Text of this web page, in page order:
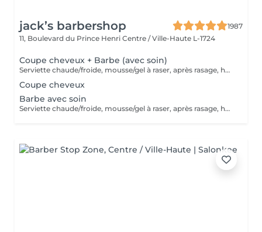
jack’s barbershop
1987
11, Boulevard du Prince Henri Centre / Ville-Haute L-1724
Coupe cheveux + Barbe (avec soin)
Serviette chaude/froide, mousse/gel à raser, après rasage, huile/balm à barbe et wax/gel
Coupe cheveux
Barbe avec soin
Serviette chaude/froide, mousse/gel à raser, après rasage, huile/balm à barbe et wax/gel